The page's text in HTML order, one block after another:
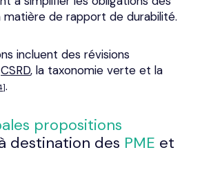
matière de rapport de durabilité.
incluent des révisions
CSRD, la taxonomie verte et la
.
propositions
destination des PME et